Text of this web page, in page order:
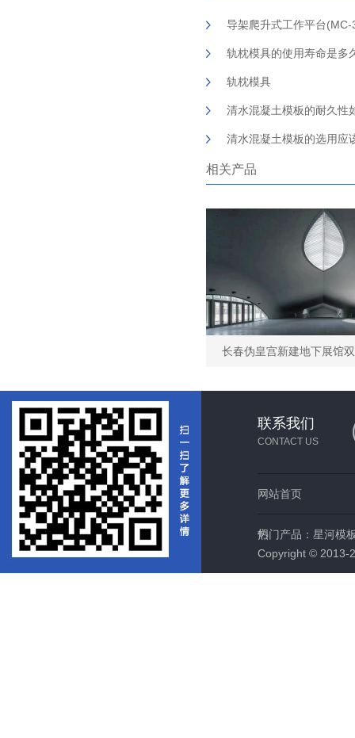
导架爬升式工作平台
轨枕模具的使用寿命是多
轨枕模具
清水混凝土模板的耐久性
清水混凝土模板的选用应
相关产品
联系我们
CONTACT US
网站首页
们
热门产品： 星河模
Copyright © 2013-